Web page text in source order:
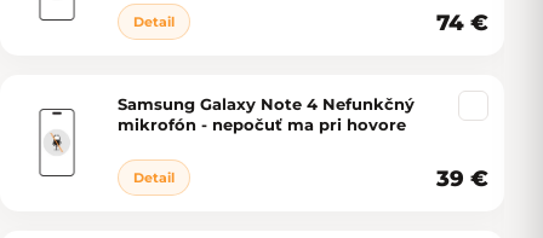
Detail 74 €
Samsung Galaxy Note 4 Nefunkčný
mikrofón - nepočuť ma pri hovore
Detail 39 €